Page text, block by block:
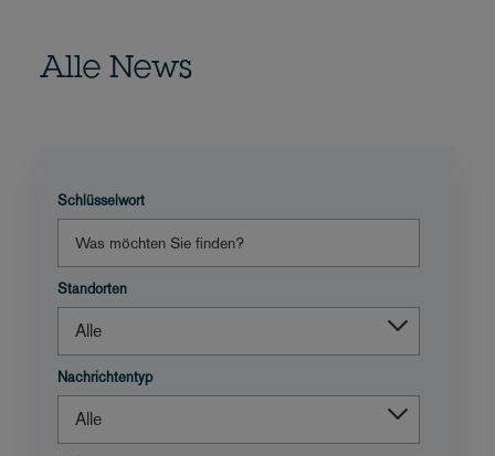
Alle News
Schlüsselwort
Standorten
Nachrichtentyp